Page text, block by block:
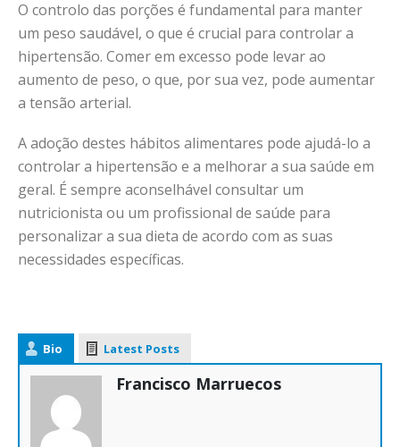
O controlo das porções é fundamental para manter
um peso saudável, o que é crucial para controlar a
hipertensão. Comer em excesso pode levar ao
aumento de peso, o que, por sua vez, pode aumentar
a tensão arterial.
A adoção destes hábitos alimentares pode ajudá-lo a
controlar a hipertensão e a melhorar a sua saúde em
geral. É sempre aconselhável consultar um
nutricionista ou um profissional de saúde para
personalizar a sua dieta de acordo com as suas
necessidades específicas.
Bio Latest Posts
Francisco Marruecos